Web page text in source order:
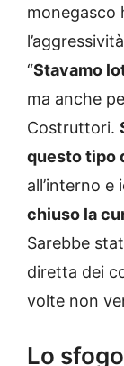
monegasco
“Stavamo
ma anche
Costruttori.
questo tipo
all’interno e
chiuso la
Sarebbe
diretta dei
volte non
Lo